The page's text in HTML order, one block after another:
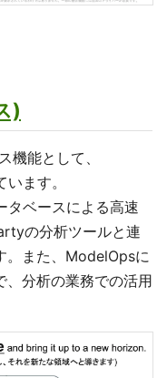
)
能として、
ます。
ベースによる高速
の分析ツールと連
。また、ModelOpsに
、分析の業務での活用